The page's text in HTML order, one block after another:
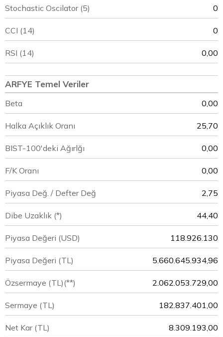
Stochastic Oscilator (5) 0
CCI (14) 0
RSI (14) 0,00
ARFYE Temel Veriler
Beta 0,00
Halka Açıklık Oranı 25,70
BIST-100'deki Ağırlğı 0,00
F/K Oranı 0,00
Piyasa Değ. / Defter Değ 2,75
Dibe Uzaklık (*) 44,40
Piyasa Değeri (USD) 118.926.130
Piyasa Değeri (TL) 5.660.645.934,96
Özsermaye (TL)(**) 2.062.053.729,00
Sermaye (TL) 182.837.401,00
Net Kar (TL) 8.309.193,00